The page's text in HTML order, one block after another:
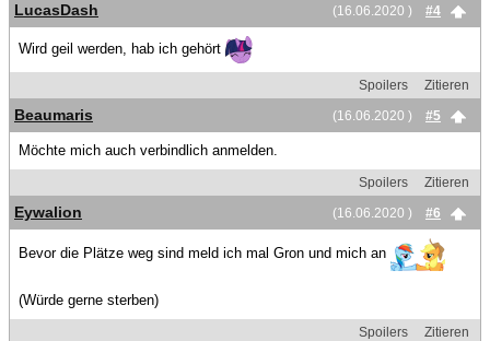
(16.06.2020 )
#4
LucasDash
Wird geil werden, hab ich gehört
Spoilers
Zitieren
(16.06.2020 )
#5
Beaumaris
Möchte mich auch verbindlich anmelden.
Spoilers
Zitieren
(16.06.2020 )
#6
Eywalion
Bevor die Plätze weg sind meld ich mal Gron und mich an
(Würde gerne sterben)
Spoilers
Zitieren